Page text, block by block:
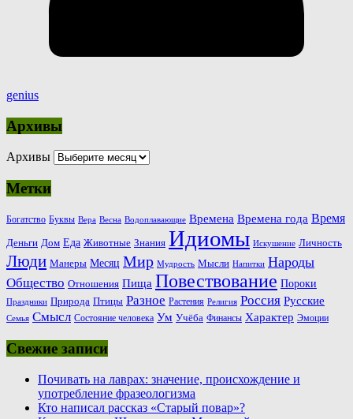
genius
Архивы
Архивы
Метки
Богатство Буквы Вера Весна Водоплавающие Времена Времена года Время
Деньги Дом Еда Животные Знания Идиомы Искушение Личность
Люди Манеры Месяц Мир Мудрость Мысли Напитки Народы
Общество Отношения Пища Повествование Пороки
Праздники Природа Птицы Разное Растения Религия Россия Русские
Семья Смысл Состояние человека Ум Учёба Финансы Характер Эмоции
Свежие записи
Почивать на лаврах: значение, происхождение и
употребление фразеологизма
Кто написал рассказ «Старый повар»?